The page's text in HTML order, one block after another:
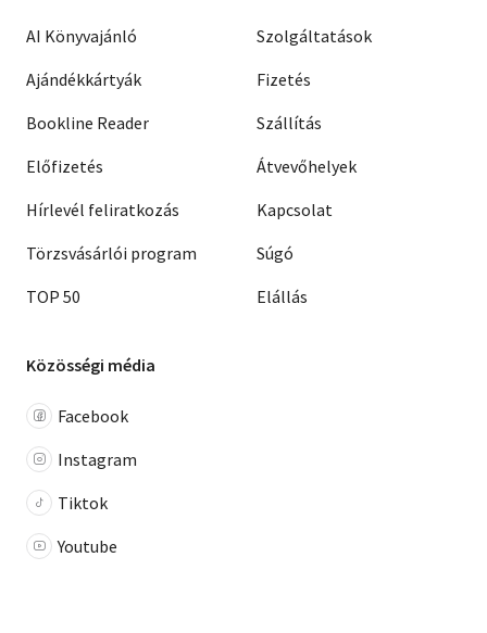
AI Könyvajánló
Ajándékkártyák
Bookline Reader
Előfizetés
Hírlevél feliratkozás
Törzsvásárlói program
TOP 50
Szolgáltatások
Fizetés
Szállítás
Átvevőhelyek
Kapcsolat
Súgó
Elállás
Közösségi média
Facebook
Instagram
Tiktok
Youtube